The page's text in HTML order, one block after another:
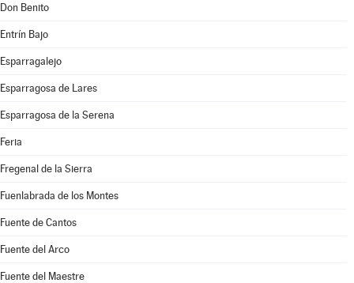
Don Benito
Entrín Bajo
Esparragalejo
Esparragosa de Lares
Esparragosa de la Serena
Feria
Fregenal de la Sierra
Fuenlabrada de los Montes
Fuente de Cantos
Fuente del Arco
Fuente del Maestre